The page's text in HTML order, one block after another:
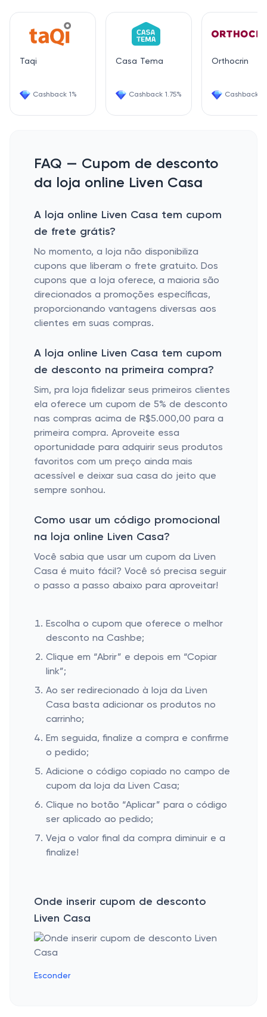
Taqi
Cashback 1%
Casa Tema
Cashback 1.75%
Orthocrin
Cashback
FAQ — Cupom de desconto
da loja online Liven Casa
A loja online Liven Casa tem cupom
de frete grátis?
No momento, a loja não disponibiliza
cupons que liberam o frete gratuito. Dos
cupons que a loja oferece, a maioria são
direcionados a promoções específicas,
proporcionando vantagens diversas aos
clientes em suas compras.
A loja online Liven Casa tem cupom
de desconto na primeira compra?
Sim, pra loja fidelizar seus primeiros clientes
ela oferece um cupom de 5% de desconto
nas compras acima de R$5.000,00 para a
primeira compra. Aproveite essa
oportunidade para adquirir seus produtos
favoritos com um preço ainda mais
acessível e deixar sua casa do jeito que
sempre sonhou.
Como usar um código promocional
na loja online Liven Casa?
Você sabia que usar um cupom da Liven
Casa é muito fácil? Você só precisa seguir
o passo a passo abaixo para aproveitar!
Escolha o cupom que oferece o melhor
desconto na Cashbe;
Clique em “Abrir” e depois em “Copiar
link”;
Ao ser redirecionado à loja da Liven
Casa basta adicionar os produtos no
carrinho;
Em seguida, finalize a compra e confirme
o pedido;
Adicione o código copiado no campo de
cupom da loja da Liven Casa;
Clique no botão “Aplicar” para o código
ser aplicado ao pedido;
Veja o valor final da compra diminuir e a
finalize!
Onde inserir cupom de desconto
Liven Casa
Esconder